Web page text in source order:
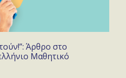
Άρθρο στο
Μαθητικό